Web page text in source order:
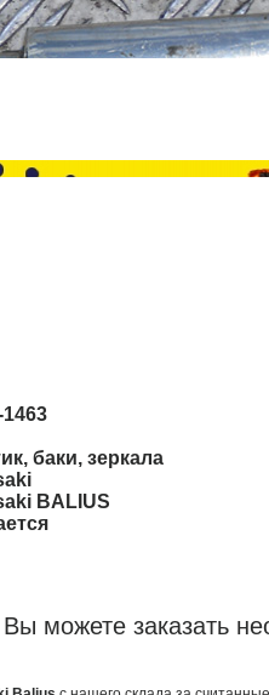
баки, зеркала
BALIUS
можете заказать